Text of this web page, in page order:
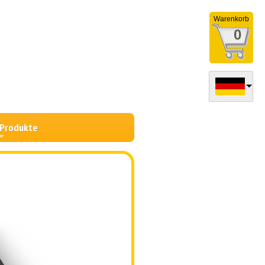
Warenkorb
0